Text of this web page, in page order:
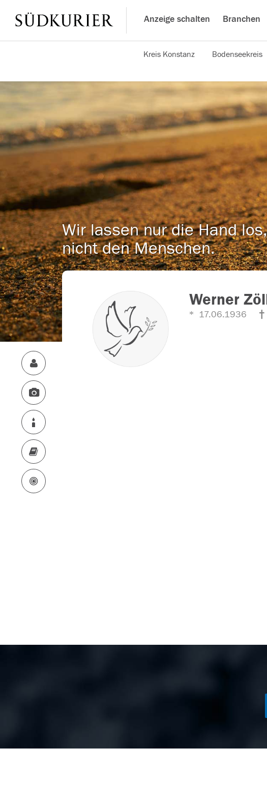
Anzeige schalten Branchen
Kreis Konstanz Bodenseekreis
Wir lassen nur die Hand los,
nicht den Menschen.
Werner
17.06.1936